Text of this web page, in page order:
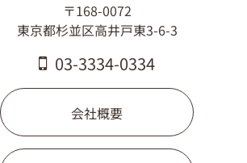
〒168-0072
東京都杉並区高井戸東3-6-3
03-3334-0334
会社概要